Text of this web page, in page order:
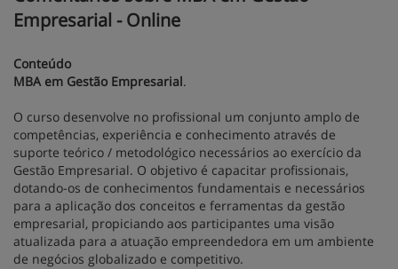
Empresarial - Online
Conteúdo
MBA em Gestão Empresarial.
O curso desenvolve no profissional um conjunto amplo de
competências, experiência e conhecimento através de
suporte teórico / metodológico necessários ao exercício da
Gestão Empresarial. O objetivo é capacitar profissionais,
dotando-os de conhecimentos fundamentais e necessários
para a aplicação dos conceitos e ferramentas da gestão
empresarial, propiciando aos participantes uma visão
atualizada para a atuação empreendedora em um ambiente
de negócios globalizado e competitivo.